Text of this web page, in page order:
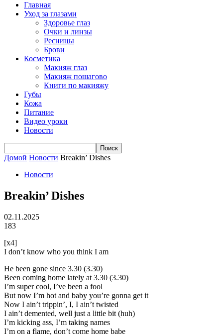
Главная
Уход за глазами
Здоровье глаз
Очки и линзы
Ресницы
Брови
Косметика
Макияж глаз
Макияж пошагово
Книги по макияжу
Губы
Кожа
Питание
Видео уроки
Новости
Домой Новости Breakin’ Dishes
Новости
Breakin’ Dishes
02.11.2025
183
[x4]
I don’t know who you think I am
He been gone since 3.30 (3.30)
Been coming home lately at 3.30 (3.30)
I’m super cool, I’ve been a fool
But now I’m hot and baby you’re gonna get it
Now I ain’t trippin’, I, I ain’t twisted
I ain’t demented, well just a little bit (huh)
I’m kicking ass, I’m taking names
I’m on a flame, don’t come home babe